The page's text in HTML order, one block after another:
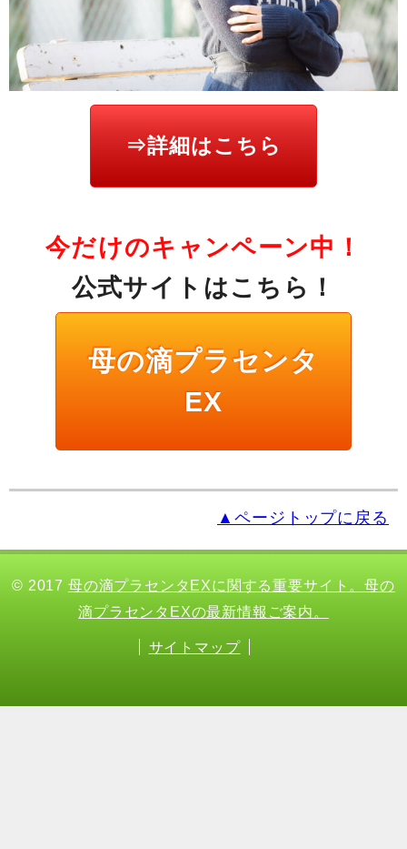
⇒詳細はこちら
今だけのキャンペーン中！
公式サイトはこちら！
母の滴プラセンタ
EX
▲ページトップに戻る
© 2017 母の滴プラセンタEXに関する重要サイト。母の
滴プラセンタEXの最新情報ご案内。
サイトマップ